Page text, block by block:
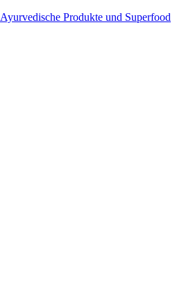
Ayurvedische Produkte und Superfood